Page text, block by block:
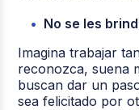
No se les
Imagina trabajar
reconozca, suena
buscan dar un
sea felicitado por